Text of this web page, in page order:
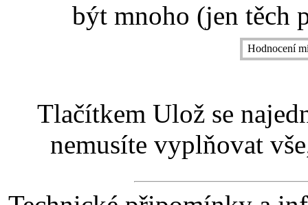
být mnoho (jen těch
Hodnocení
Tlačítkem Ulož se
nemusíte vyplňovat